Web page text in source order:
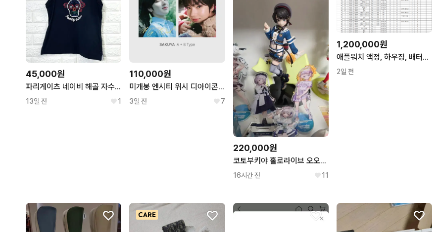
45,000원
파리게이츠 네이비 해골 자수 민소매 카라티 1
13일 전 1
110,000원
미개봉 엔시티 위시 디아이콘 카톡 특전 포함 사쿠야 ab타입 유닛 포카
3일 전 7
220,000원
코토부키야 홀로라이브 오오조라 스바루 스케일 피규어
16시간 전 11
1,200,000원
애플워치 액정, 하우징, 배터리 추출용, 클라우드 락, 부품용
2일 전